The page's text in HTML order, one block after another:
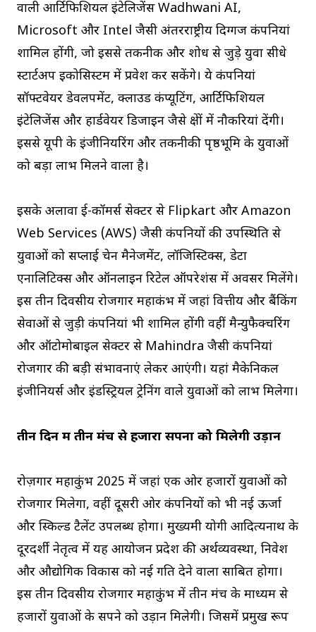
वाली आर्टिफिशियल इंटेलिजेंस Wadhwani AI,
Microsoft और Intel जैसी अंतरराष्ट्रीय दिग्गज कंपनियां
शामिल होंगी, जो इससे तकनीक और शोध से जुड़े युवा सीधे
स्टार्टअप इकोसिस्टम में प्रवेश कर सकेंगे। ये कंपनियां
सॉफ्टवेयर डेवलपमेंट, क्लाउड कंप्यूटिंग, आर्टिफिशियल
इंटेलिजेंस और हार्डवेयर डिजाइन जैसे क्षेत्रों में नौकरियां देंगी।
इससे यूपी के इंजीनियरिंग और तकनीकी पृष्ठभूमि के युवाओं
को बड़ा लाभ मिलने वाला है।
इसके अलावा ई-कॉमर्स सेक्टर से Flipkart और Amazon
Web Services (AWS) जैसी कंपनियों की उपस्थिति से
युवाओं को सप्लाई चेन मैनेजमेंट, लॉजिस्टिक्स, डेटा
एनालिटिक्स और ऑनलाइन रिटेल ऑपरेशंस में अवसर मिलेंगे।
इस तीन दिवसीय रोजगार महाकंभ में जहां वित्तीय और बैंकिंग
सेवाओं से जुड़ी कंपनियां भी शामिल होंगी वहीं मैन्युफैक्चरिंग
और ऑटोमोबाइल सेक्टर से Mahindra जैसी कंपनियां
रोजगार की बड़ी संभावनाएं लेकर आएंगी। यहां मैकेनिकल
इंजीनियर्स और इंडस्ट्रियल ट्रेनिंग वाले युवाओं को लाभ मिलेगा।
तीन दिन में तीन मंच से हजारों सपनों को मिलेगी उड़ान
रोज़गार महाकुंभ 2025 में जहां एक ओर हजारों युवाओं को
रोजगार मिलेगा, वहीं दूसरी ओर कंपनियों को भी नई ऊर्जा
और स्किल्ड टैलेंट उपलब्ध होगा। मुख्यमंत्री योगी आदित्यनाथ के
दूरदर्शी नेतृत्व में यह आयोजन प्रदेश की अर्थव्यवस्था, निवेश
और औद्योगिक विकास को नई गति देने वाला साबित होगा।
इस तीन दिवसीय रोजगार महाकुंभ में तीन मंच के माध्यम से
हजारों युवाओं के सपने को उड़ान मिलेगी। जिसमें प्रमुख रूप